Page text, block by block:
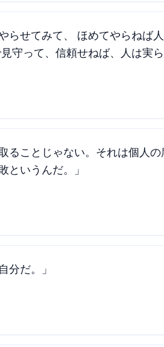
らせてみて、 ほめてやらね
守って、信頼せねば、人は実ら
ることじゃない。それは個人
というんだ。」
分だ。」